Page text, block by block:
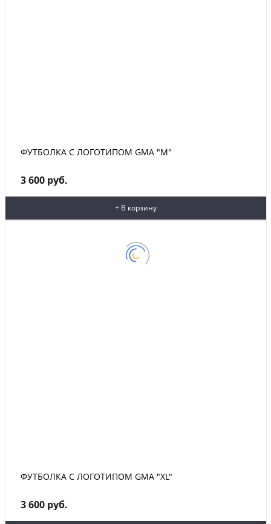
ФУТБОЛКА С ЛОГОТИПОМ GMA "M"
3 600 руб.
+ В корзину
ФУТБОЛКА С ЛОГОТИПОМ GMA "XL"
3 600 руб.